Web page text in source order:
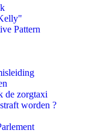
Pattern
de zorgtaxi
worden ?